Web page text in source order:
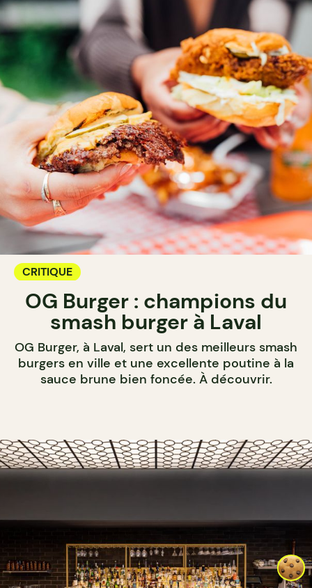
CRITIQUE
OG Burger : champions du
smash burger à Laval
OG Burger, à Laval, sert un des meilleurs smash
burgers en ville et une excellente poutine à la
sauce brune bien foncée. À découvrir.